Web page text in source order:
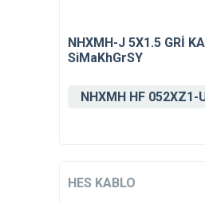
NHXMH-J 5X1.5 GRİ
SiMaKhGrSY
NHXMH HF 052XZ1-
HES KABLO